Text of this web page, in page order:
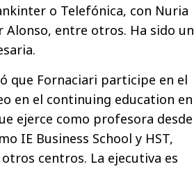
o Telefónica, con Nuria
Alonso, entre otros. Ha sido un
que Fornaciari participe en el
en el continuing education en
ejerce como profesora desde
IE Business School y HST,
centros. La ejecutiva es